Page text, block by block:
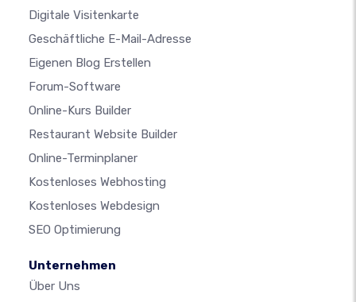
Digitale Visitenkarte
Geschäftliche E-Mail-Adresse
Eigenen Blog Erstellen
Forum-Software
Online-Kurs Builder
Restaurant Website Builder
Online-Terminplaner
Kostenloses Webhosting
Kostenloses Webdesign
SEO Optimierung
Unternehmen
Über Uns